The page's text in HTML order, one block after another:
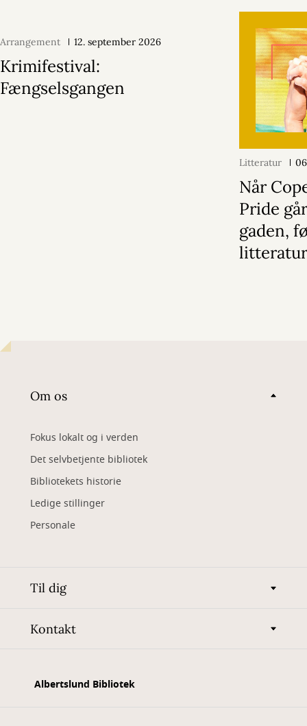
Arrangement 12. september 2026
Krimifestival:
Fængselsgangen
Litteratur
Når
Pride
gaden,
Om os
Fokus lokalt og i verden
Det selvbetjente bibliotek
Bibliotekets historie
Ledige stillinger
Personale
Til dig
Kontakt
Albertslund Bibliotek